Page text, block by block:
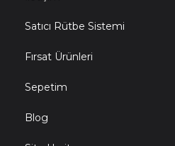
Satıcı Rütbe Sistemi
Fırsat Ürünleri
Sepetim
Blog